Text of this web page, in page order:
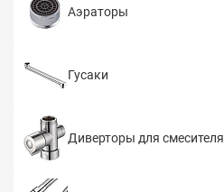
Аэраторы
Гусаки
Диверторы для смесителя